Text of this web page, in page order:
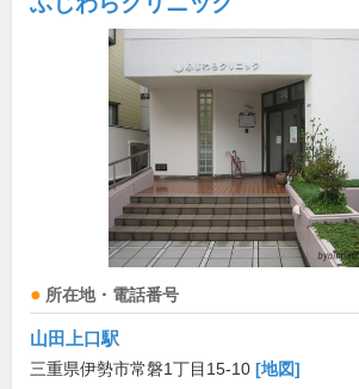
所在地・電話番号
山田上口駅
三重県伊勢市常磐1丁目15-10 [地図]